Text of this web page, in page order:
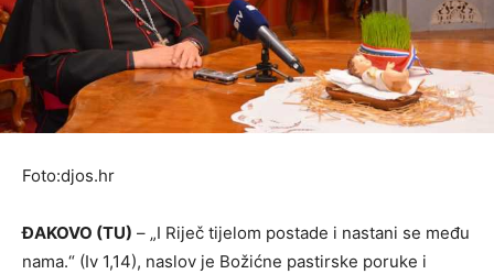
Foto:djos.hr
ĐAKOVO (TU) – „I Riječ tijelom postade i nastani se među
nama.“ (Iv 1,14), naslov je Božićne pastirske poruke i